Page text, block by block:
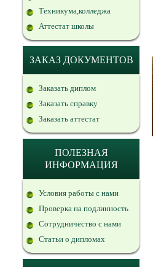
Техникума,колледжа
Аттестат школы
ЗАКАЗ ДОКУМЕНТОВ
Заказать диплом
Заказать справку
Заказать аттестат
ПОЛЕЗНАЯ
ИНФОРМАЦИЯ
Условия работы с нами
Проверка на подлинность
Сотрудничество с нами
Статьи о дипломах